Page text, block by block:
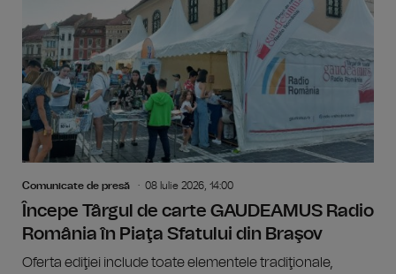
Comunicate de presă 08 Iulie 2026, 14:00
Începe Târgul de carte GAUDEAMUS Radio
România în Piaţa Sfatului din Braşov
Oferta ediţiei include toate elementele tradiţionale,